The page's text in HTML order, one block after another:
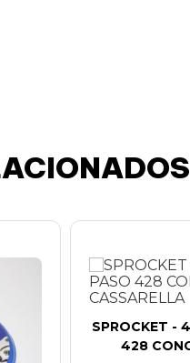
SPROCKET -
428